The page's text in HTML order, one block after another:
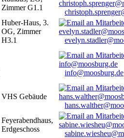
Zimmer G1.1
Huber-Haus, 3.
OG, Zimmer
H3.1
info@moosburg.de
VHS Gebäude
Feyerabendhaus,
Erdgeschoss